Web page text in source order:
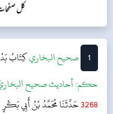
کل
1 ‌‌صحيح البخاريكِتَابُ
حکم:أحاديث صحيح
3268حَدَّثَنَا مُحَمَّدُ بْنُ أَبِي